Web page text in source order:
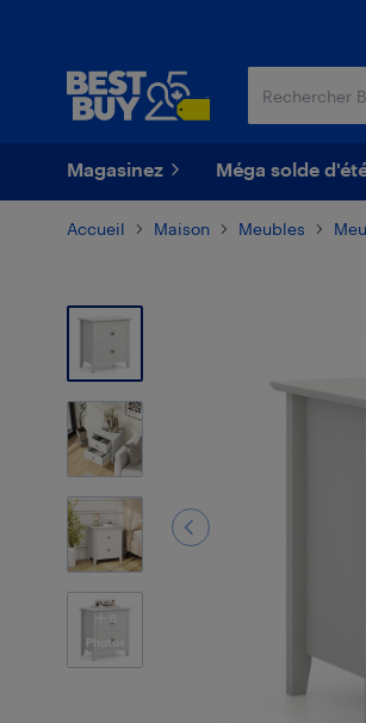
Magasinez Méga solde
Accueil Maison Meubles
5
Photos